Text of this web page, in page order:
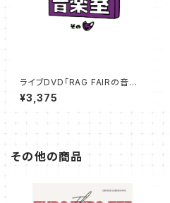
ライブDVD「RAG FAIRの音楽
室その5」25%オフSALE
¥3,375
その他の商品